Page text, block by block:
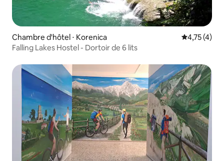
Chambre d'hôtel ⋅ Korenica Évaluation
4,75 (4)
Falling Lakes Hostel - Dortoir de 6 lits